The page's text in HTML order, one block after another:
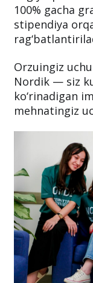
100% gacha
stipendiya
Orzuingiz
Nordik — siz
ko‘rinadigan
mehnatingiz